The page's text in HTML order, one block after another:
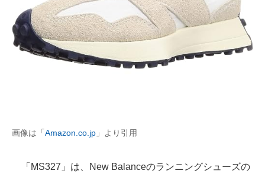
画像は「 Amazon.co.jp 」より引用
「MS327」は、New Balanceのランニングシューズの